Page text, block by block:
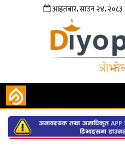
आइतबार,साउन२४,२०८३